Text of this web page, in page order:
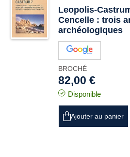
Leopolis-
Cencelle : trois
archéologiques
BROCHÉ
82,00 €
Disponible
Ajouter au panier